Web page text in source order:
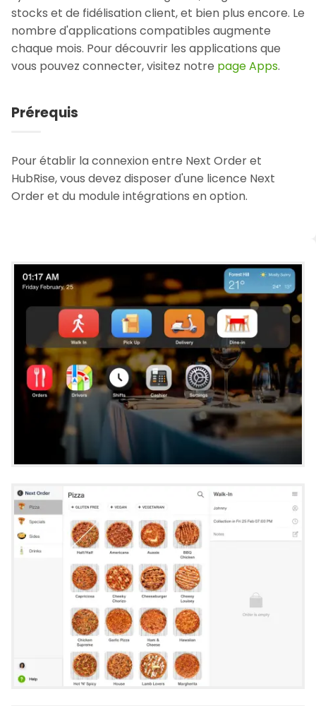
stocks et de fidélisation client, et bien plus encore. Le
nombre d'applications compatibles augmente
chaque mois. Pour découvrir les applications que
vous pouvez connecter, visitez notre page Apps.
Prérequis
Pour établir la connexion entre Next Order et
HubRise, vous devez disposer d'une licence Next
Order et du module intégrations en option.